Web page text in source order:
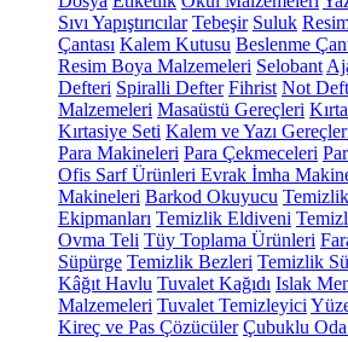
Sıvı Yapıştırıcılar Tebeşir Suluk
Çantası Kalem Kutusu Beslenme
Resim Boya Malzemeleri Selobant
Defteri Spiralli Defter Fihrist Not
Malzemeleri Masaüstü Gereçleri
Kırtasiye Seti Kalem ve Yazı
Para Makineleri Para Çekmeceleri
Ofis Sarf Ürünleri Evrak İmha
Makineleri Barkod Okuyucu
Ekipmanları Temizlik Eldiveni
Ovma Teli Tüy Toplama Ürünleri
Süpürge Temizlik Bezleri Temizlik
Kâğıt Havlu Tuvalet Kağıdı Islak
Malzemeleri Tuvalet Temizleyici
Kireç ve Pas Çözücüler Çubuklu